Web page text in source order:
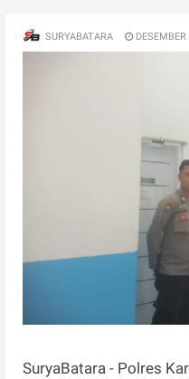
SURYABATARA DESEMBER
SuryaBatara - Polres